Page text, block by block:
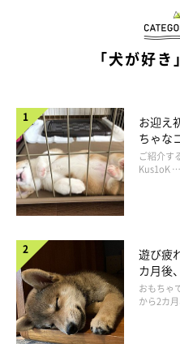
ジェイクくんに出会った際の
飼い主さん：
「初めは警戒していたものの、
も楽しそうに遊び始めました。
夫が『可愛いし面白い。連れて
した」
「犬が好
お迎え
ちゃな
コ“コ
長！
ご紹介す
Kus1oK …
遊び疲
カ月後
成長！
おもちゃ
から2カ